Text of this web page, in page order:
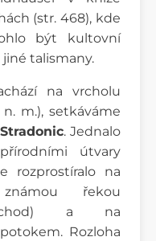
(str. 468), kde
být kultovní
talismany.
na vrcholu
m.), setkáváme
. Jednalo
útvary
rozprostíralo na
řekou
a na
Rozloha